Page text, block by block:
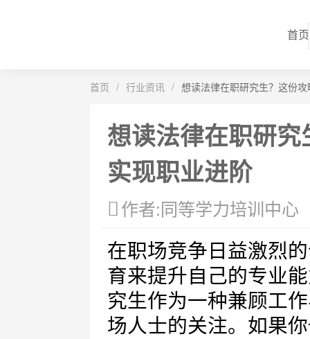
首页
首页 / 行业资讯 / 想读法律在职研究生？这份
想读法律在职研
实现职业进阶
作者:同等学力培训中心
在职场竞争日益激烈
育来提升自己的专业
究生作为一种兼顾工
场人士的关注。如果